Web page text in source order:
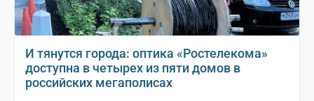
И тянутся города: оптика «Ростелекома»
доступна в четырех из пяти домов в
российских мегаполисах